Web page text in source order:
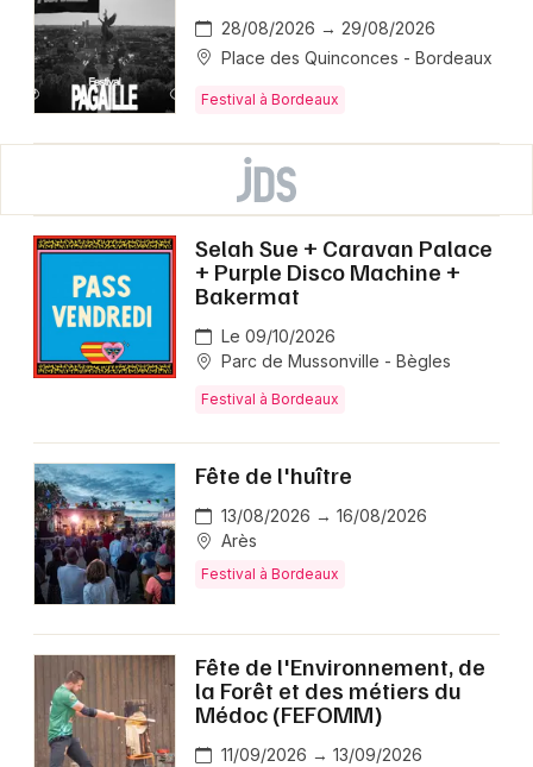
28/08/2026 → 29/08/2026
Place des Quinconces - Bordeaux
Festival à Bordeaux
Selah Sue + Caravan Palace
+ Purple Disco Machine +
Bakermat
Le 09/10/2026
Parc de Mussonville - Bègles
Festival à Bordeaux
Fête de l'huître
13/08/2026 → 16/08/2026
Arès
Festival à Bordeaux
Fête de l'Environnement, de
la Forêt et des métiers du
Médoc (FEFOMM)
11/09/2026 → 13/09/2026